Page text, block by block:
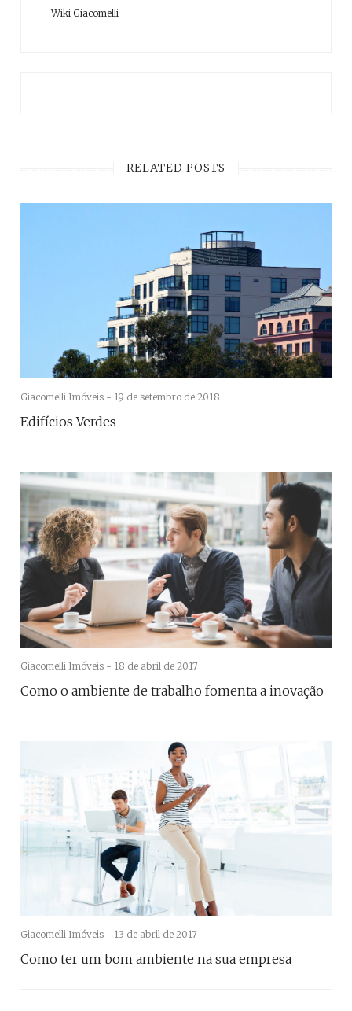
Wiki Giacomelli
RELATED POSTS
Giacomelli Imóveis - 19 de setembro de 2018
Edifícios Verdes
Giacomelli Imóveis - 18 de abril de 2017
Como o ambiente de trabalho fomenta a inovação
Giacomelli Imóveis - 13 de abril de 2017
Como ter um bom ambiente na sua empresa